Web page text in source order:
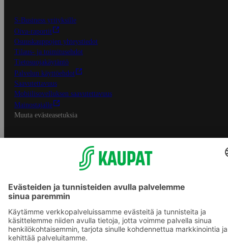
S-Business yrityksille
Oiva-raportit
Osuuskauppojen yhteystiedot
Tilaus- ja toimitusehdot
Tietosuojakäytäntö
Palvelun käyttöehdot
Saavutettavuus
Mobiilisovelluksen saavutettavuus
Mainostajalle
Muuta evästeasetuksia
S-ryhmän palvelut
S-ryhmä
Asiakasomistajuus
S-ostoslista -sovellus
Prisma.fi
Sokos.fi